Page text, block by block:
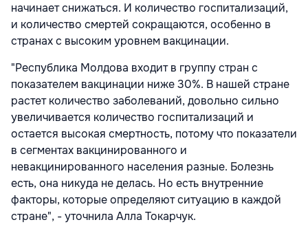
начинает снижаться. И количество госпитализаций,
и количество смертей сокращаются, особенно в
странах с высоким уровнем вакцинации.
"Республика Молдова входит в группу стран с
показателем вакцинации ниже 30%. В нашей стране
растет количество заболеваний, довольно сильно
увеличивается количество госпитализаций и
остается высокая смертность, потому что показатели
в сегментах вакцинированного и
невакцинированного населения разные. Болезнь
есть, она никуда не делась. Но есть внутренние
факторы, которые определяют ситуацию в каждой
стране", - уточнила Алла Токарчук.